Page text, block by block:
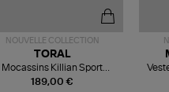
NOUVELLE COLLECTION
189,00 €
TORAL
Mocassins Killian Sport
Mousse